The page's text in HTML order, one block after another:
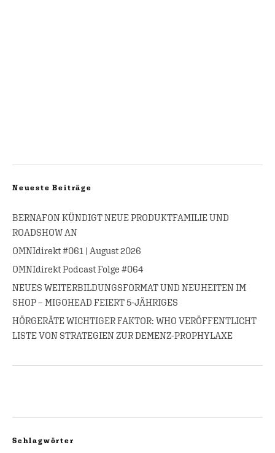
Neueste Beiträge
BERNAFON KÜNDIGT NEUE PRODUKTFAMILIE UND
ROADSHOW AN
OMNIdirekt #061 | August 2026
OMNIdirekt Podcast Folge #064
NEUES WEITERBILDUNGSFORMAT UND NEUHEITEN IM
SHOP – MIGOHEAD FEIERT 5-JÄHRIGES
HÖRGERÄTE WICHTIGER FAKTOR: WHO VERÖFFENTLICHT
LISTE VON STRATEGIEN ZUR DEMENZ-PROPHYLAXE
Schlagwörter